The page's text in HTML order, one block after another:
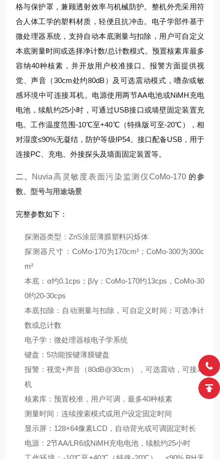
格与保护罩，兼顾透射效率与机械防护。整机外壳采用符
合人体工学的塑料材质，轻便且抗冲击。电子学部件基于
微处理器系统，支持自动本底测量与扣除，用户可自定义
本底测量时间或选择净计数/总计数模式。预置核素库最多
容纳40种核素，并开放用户校准接口。报警方面提供视
觉、声音（30cm处约80dB）及可选震动模式，嘈杂或敏
感环境中可连接耳机。电源使用两节AA电池或NiMH充电
电池，续航约25小时，可通过USB接口或墙壁固定装置充
电。工作温度范围-10℃至+40℃（特殊版可至-20℃），相
对湿度≤90%无凝结，防护等级IP54。接口配备USB，用于
连接PC、充电、外接探头及墙面固定装置等。
二、 Nuvia高灵敏度表面污染监测仪CoMo-170的参
数、型号与用途场景
完整参数如下：
探测器类型：ZnS涂层薄膜塑料闪烁体
探测器尺寸：CoMo-170为170cm²；CoMo-300为300c
m²
本底：α约0.1cps；β/γ：CoMo-170约13cps，CoMo-30
0约20-30cps
本底扣除：自动测量与扣除，可自定义时间；可选净计
数或总计数
电子学：微处理器核电子学系统
键盘：5功能按键薄膜键盘
报警：视觉+声音（80dB@30cm），可选震动，可接耳
机
核素库：预置校准，用户可调，最多40种核素
测量时间：连续搜索模式或用户设定固定时间
显示屏：128×64像素LCD，自动背光或可调固定时长
电源：2节AA/LR6或NiMH充电电池，续航约25小时